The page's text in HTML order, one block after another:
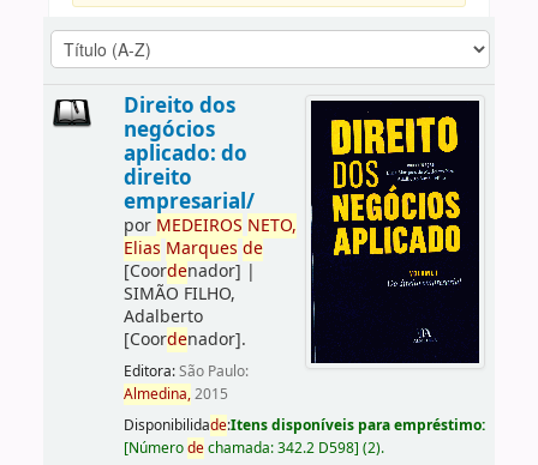
Direito dos
negócios
aplicado: do
direito
empresarial/
por MEDEIROS NETO,
Elias Marques de
[Coordenador] |
SIMÃO FILHO,
Adalberto
[Coordenador].
Editora:São Paulo:
Almedina,2015
Disponibilidade:Itens disponíveis para empréstimo:
[Númerodechamada:342.2 D598] (2).